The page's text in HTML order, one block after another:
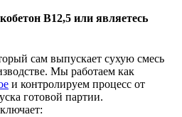
В12,5 или являетесь
сам выпускает сухую смесь
Мы работаем как
и контролируем процесс от
готовой партии.